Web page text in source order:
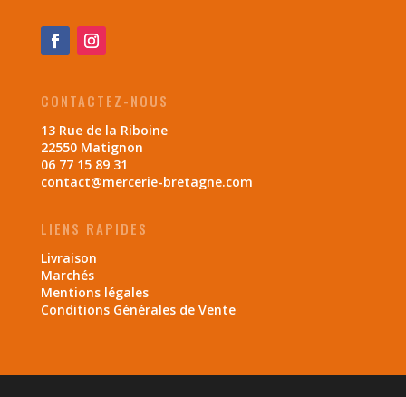
CONTACTEZ-NOUS
13 Rue de la Riboine
22550 Matignon
06 77 15 89 31
contact@mercerie-bretagne.com
LIENS RAPIDES
Livraison
Marchés
Mentions légales
Conditions Générales de Vente